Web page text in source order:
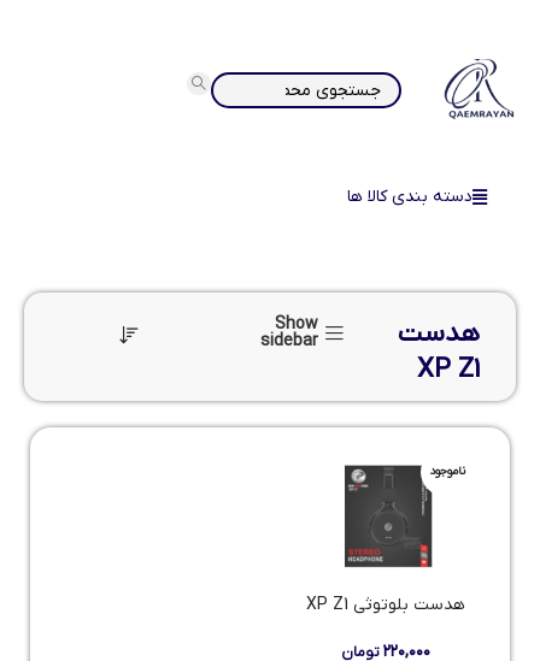
دسته بندی کالا ها
هدست
XP Z1
Show
sidebar
ناموجود
هدست بلوتوثي XP Z1
۲۲۰,۰۰۰تومان